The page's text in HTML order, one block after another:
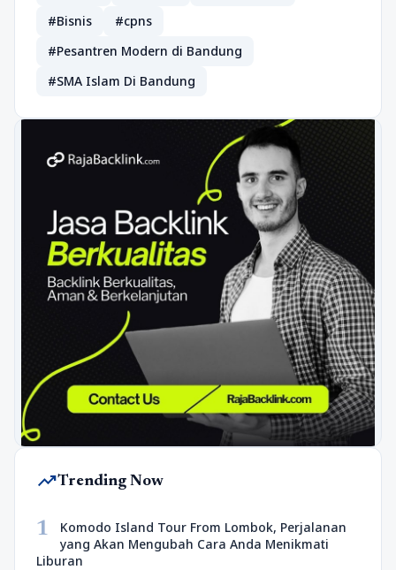
#Bisnis
#cpns
#Pesantren Modern di Bandung
#SMA Islam Di Bandung
trending_upTrending Now
1
Komodo Island Tour From Lombok, Perjalanan
yang Akan Mengubah Cara Anda Menikmati
Liburan